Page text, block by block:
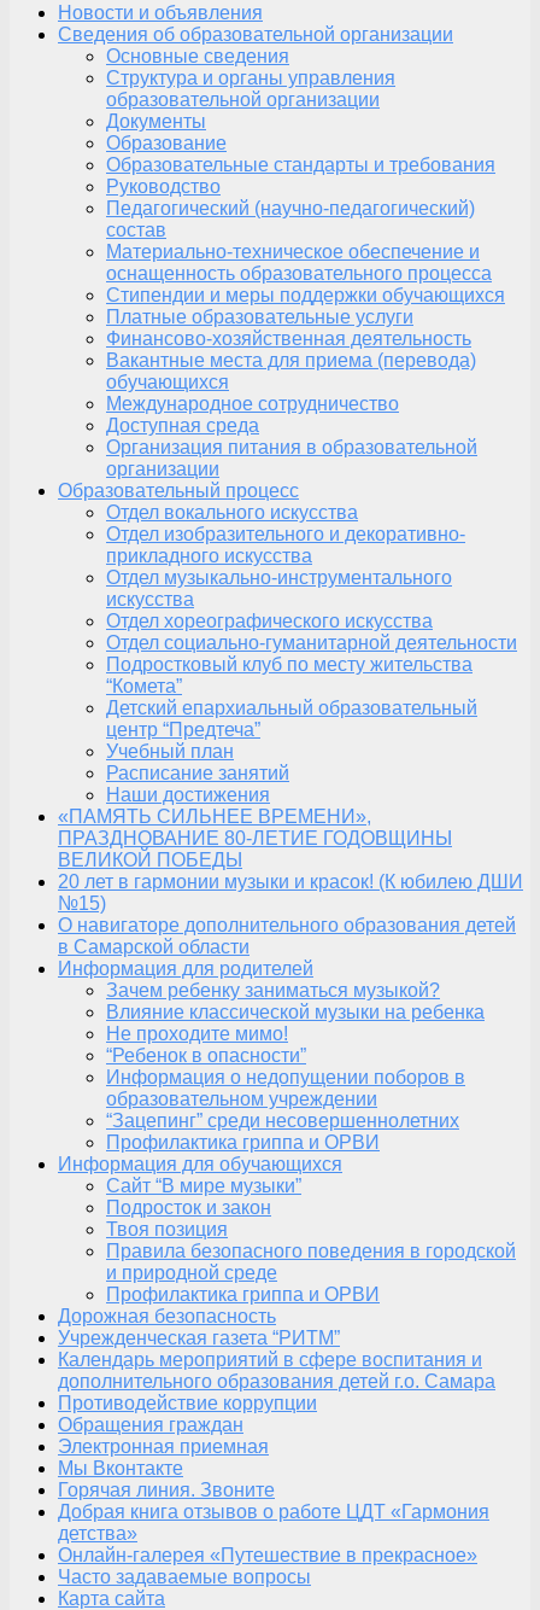
Новости и объявления
Сведения об образовательной организации
Основные сведения
Структура и органы управления
образовательной организации
Документы
Образование
Образовательные стандарты и требования
Руководство
Педагогический (научно-педагогический)
состав
Материально-техническое обеспечение и
оснащенность образовательного процесса
Стипендии и меры поддержки обучающихся
Платные образовательные услуги
Финансово-хозяйственная деятельность
Вакантные места для приема (перевода)
обучающихся
Международное сотрудничество
Доступная среда
Организация питания в образовательной
организации
Образовательный процесс
Отдел вокального искусства
Отдел изобразительного и декоративно-
прикладного искусства
Отдел музыкально-инструментального
искусства
Отдел хореографического искусства
Отдел социально-гуманитарной деятельности
Подростковый клуб по месту жительства
“Комета”
Детский епархиальный образовательный
центр “Предтеча”
Учебный план
Расписание занятий
Наши достижения
«ПАМЯТЬ СИЛЬНЕЕ ВРЕМЕНИ»,
ПРАЗДНОВАНИЕ 80-ЛЕТИЕ ГОДОВЩИНЫ
ВЕЛИКОЙ ПОБЕДЫ
20 лет в гармонии музыки и красок! (К юбилею ДШИ
№15)
О навигаторе дополнительного образования детей
в Самарской области
Информация для родителей
Зачем ребенку заниматься музыкой?
Влияние классической музыки на ребенка
Не проходите мимо!
“Ребенок в опасности”
Информация о недопущении поборов в
образовательном учреждении
“Зацепинг” среди несовершеннолетних
Профилактика гриппа и ОРВИ
Информация для обучающихся
Сайт “В мире музыки”
Подросток и закон
Твоя позиция
Правила безопасного поведения в городской
и природной среде
Профилактика гриппа и ОРВИ
Дорожная безопасность
Учрежденческая газета “РИТМ”
Календарь мероприятий в сфере воспитания и
дополнительного образования детей г.о. Самара
Противодействие коррупции
Обращения граждан
Электронная приемная
Мы Вконтакте
Горячая линия. Звоните
Добрая книга отзывов о работе ЦДТ «Гармония
детства»
Онлайн-галерея «Путешествие в прекрасное»
Часто задаваемые вопросы
Карта сайта